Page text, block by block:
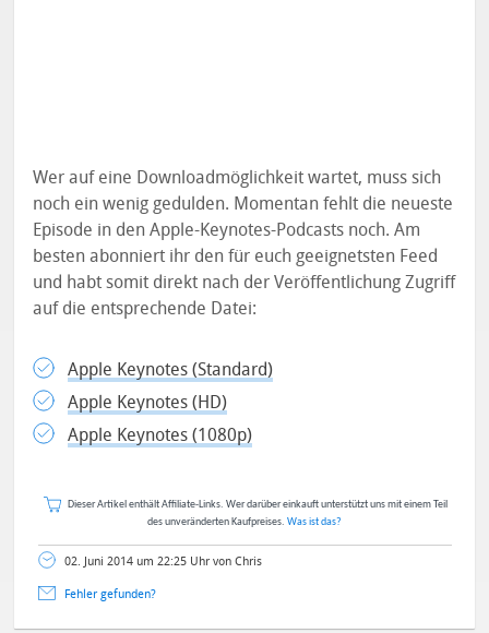
Wer auf eine Downloadmöglichkeit wartet, muss sich
noch ein wenig gedulden. Momentan fehlt die neueste
Episode in den Apple-Keynotes-Podcasts noch. Am
besten abonniert ihr den für euch geeignetsten Feed
und habt somit direkt nach der Veröffentlichung Zugriff
auf die entsprechende Datei:
Apple Keynotes (Standard)
Apple Keynotes (HD)
Apple Keynotes (1080p)
Dieser Artikel enthält Affiliate-Links. Wer darüber einkauft unterstützt uns mit einem Teil
des unveränderten Kaufpreises. Was ist das?
02. Juni 2014 um 22:25 Uhr von Chris
Fehler gefunden?